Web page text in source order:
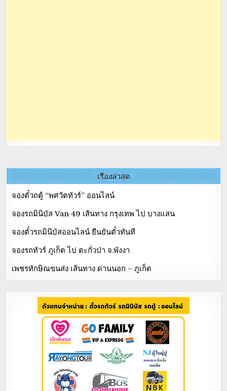
เรื่องล่าสุด
จองตั๋วถตู้ “พศวัตทัวร์” ออนไลน์
จองรถมินิบัส Van 49 เส้นทาง กรุงเทพ ไป บางแสน
จองตั๋วรถมินิบัสออนไลน์ ยืนยันตั๋วทันที
จองรถทัวร์ ภูเก็ต ไป ตะกั่วป่า จ.พังงา
เพชรทักษิณขนส่ง เส้นทาง ด่านนอก – ภูเก็ต